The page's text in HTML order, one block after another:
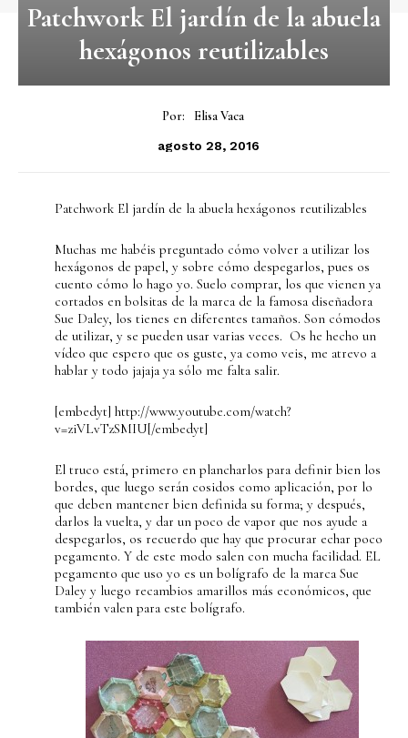
Patchwork El jardín de la abuela
hexágonos reutilizables
Por: Elisa Vaca
agosto 28, 2016
Patchwork El jardín de la abuela hexágonos reutilizables
Muchas me habéis preguntado cómo volver a utilizar los
hexágonos de papel, y sobre cómo despegarlos, pues os
cuento cómo lo hago yo. Suelo comprar, los que vienen ya
cortados en bolsitas de la marca de la famosa diseñadora
Sue Daley, los tienes en diferentes tamaños. Son cómodos
de utilizar, y se pueden usar varias veces. Os he hecho un
vídeo que espero que os guste, ya como veis, me atrevo a
hablar y todo jajaja ya sólo me falta salir.
[embedyt] http://www.youtube.com/watch?
v=ziVLvTzSMIU[/embedyt]
El truco está, primero en plancharlos para definir bien los
bordes, que luego serán cosidos como aplicación, por lo
que deben mantener bien definida su forma; y después,
darlos la vuelta, y dar un poco de vapor que nos ayude a
despegarlos, os recuerdo que hay que procurar echar poco
pegamento. Y de este modo salen con mucha facilidad. EL
pegamento que uso yo es un bolígrafo de la marca Sue
Daley y luego recambios amarillos más económicos, que
también valen para este bolígrafo.